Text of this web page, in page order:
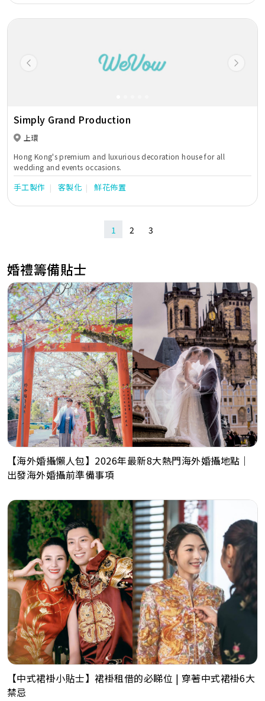
Previous Next
Simply Grand Production
上環
Hong Kong's premium and luxurious decoration house for all
wedding and events occasions.
手工製作 客製化 鮮花佈置
1 2 3
婚禮籌備貼士
【海外婚攝懶人包】2026年最新8大熱門海外婚攝地點｜
出發海外婚攝前準備事項
【中式裙褂小貼士】裙褂租借的必睇位 | 穿著中式裙褂6大
禁忌